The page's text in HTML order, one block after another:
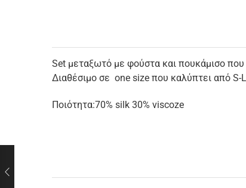
Set μεταξωτό με φούστα και πουκάμισο
Διαθέσιμο σε one size που καλύπτει από S-L
Ποιότητα:70% silk 30% viscoze